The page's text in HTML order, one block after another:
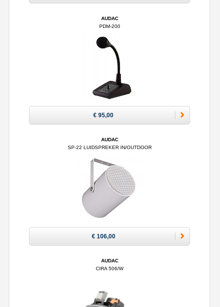
AUDAC
PDM-200
€ 95,00
AUDAC
SP-22 LUIDSPREKER IN/OUTDOOR
€ 106,00
AUDAC
CIRA 506/W